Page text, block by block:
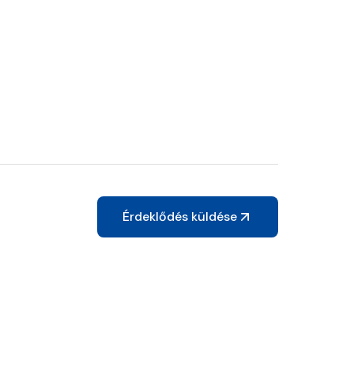
Érdeklődés küldése